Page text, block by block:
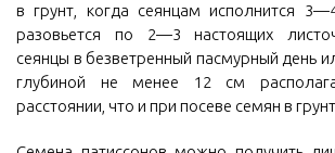
в грунт, когда сеянцам исполнится
разовьется по 2—3 настоящих
сеянцы в безветренный пасмурный день
глубиной не менее 12 см
расстоянии, что и при посеве семян в